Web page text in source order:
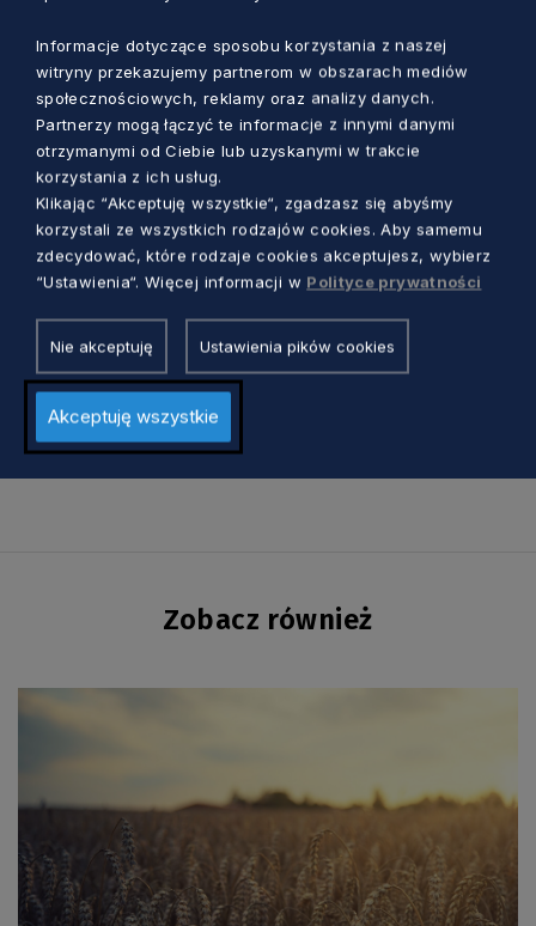
UMWP.
Poniżej znajduje się regulamin konkursu,
opisane kryteria w obydwu kategoriach oraz
wnioski zgłoszeniowe.
Regulamin Konkursu Piękna Wieś 2025
Załącznik nr 1 – Formularz zgłoszenia w
kategorii Wieś
Załącznik nr 2 – Formularz Zgłoszenia w
kategorii Zagroda
Zobacz również
Informacje dotyczące sposobu korzystania z naszej
witryny przekazujemy partnerom w obszarach mediów
społecznościowych, reklamy oraz analizy danych.
Partnerzy mogą łączyć te informacje z innymi danymi
otrzymanymi od Ciebie lub uzyskanymi w trakcie
korzystania z ich usług.
Klikając “Akceptuję wszystkie“, zgadzasz się abyśmy
korzystali ze wszystkich rodzajów cookies. Aby samemu
zdecydować, które rodzaje cookies akceptujesz, wybierz
“Ustawienia“. Więcej informacji w Polityce prywatności
Nie akceptuję Ustawienia pików cookies
Akceptuję wszystkie